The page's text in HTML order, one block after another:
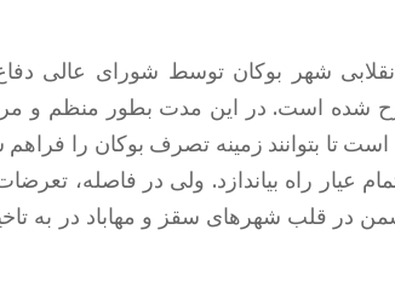
شهر بوکان توسط شورای عالی دفاع
شده است. در این مدت بطور منظم و
تا بتوانند زمینه تصرف بوکان را فراهم
عیار راه بیاندازد. ولی در فاصله، تعرضات
در قلب شهرهای سقز و مهاباد در به